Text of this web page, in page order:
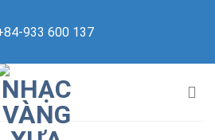
933 600 137